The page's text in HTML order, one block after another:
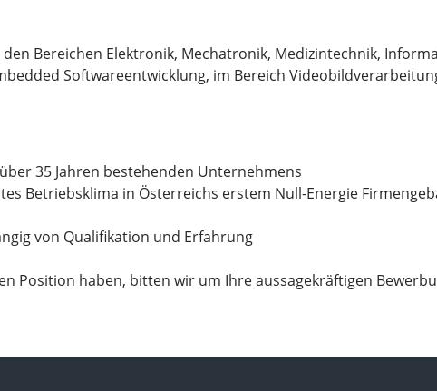
Bereichen Elektronik, Mechatronik, Medizintechnik,
Softwareentwicklung, im Bereich
35 Jahren bestehenden Unternehmens
Betriebsklima in Österreichs erstem Null-Energie
von Qualifikation und Erfahrung
Position haben, bitten wir um Ihre aussagekräftigen